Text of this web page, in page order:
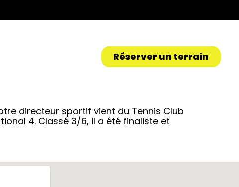
Réserver un terrain
directeur sportif vient du Tennis Club
4. Classé 3/6, il a été finaliste et